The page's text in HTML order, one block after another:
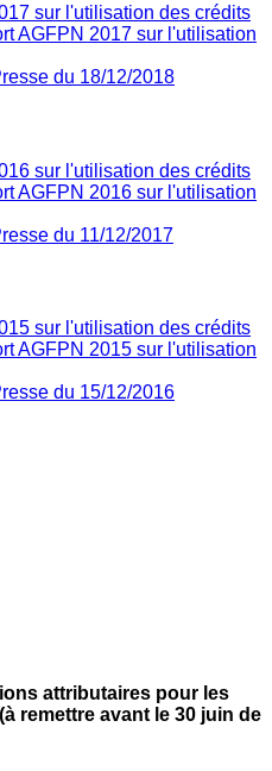
sur l'utilisation des crédits
AGFPN 2017 sur l'utilisation
du 18/12/2018
sur l'utilisation des crédits
AGFPN 2016 sur l'utilisation
du 11/12/2017
sur l'utilisation des crédits
AGFPN 2015 sur l'utilisation
du 15/12/2016
attributaires pour les
(à remettre avant le 30 juin de